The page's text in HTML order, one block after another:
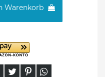
Warenkorb